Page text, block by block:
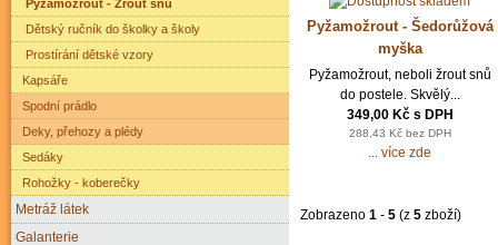
Pyžamožrout - Šedorůžová
myška
Pyžamožrout, neboli žrout snů
do postele. Skvělý...
349,00 Kč s DPH
288,43 Kč bez DPH
... více zde
Zobrazeno 1 - 5 (z 5 zboží)
Pyžamožrout - Žrout snů
Dětský ručník do školky a školy
Prostírání dětské vzory
Kapsáře
Spodní prádlo
Deky, přehozy a plédy
Sedáky
Rohožky - koberečky
Metráž látek
Galanterie